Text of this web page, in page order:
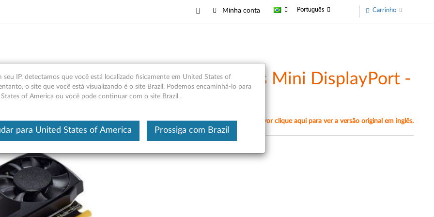
Minha conta Português Carrinho
P400 2 GB GDDR5 de 3 portas Mini DisplayPort -
Este é um artigo traduzido automaticamente, por favor clique aqui para ver a versão original em inglês.
seu IP, detectamos que você está localizado fisicamente em United States of
o site que você está visualizando é o site Brazil. Podemos encaminhá-lo para
of America ou você pode continuar com o site Brazil .
para United States of America Prossiga com Brazil